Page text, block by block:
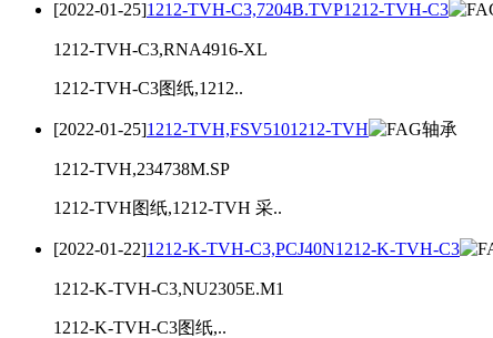
[2022-01-25]1212-TVH-C3,7204B.TVP1212-TVH-C3
1212-TVH-C3,RNA4916-XL
1212-TVH-C3图纸,1212..
[2022-01-25]1212-TVH,FSV5101212-TVH
1212-TVH,234738M.SP
1212-TVH图纸,1212-TVH 采..
[2022-01-22]1212-K-TVH-C3,PCJ40N1212-K-TVH-C3
1212-K-TVH-C3,NU2305E.M1
1212-K-TVH-C3图纸,..